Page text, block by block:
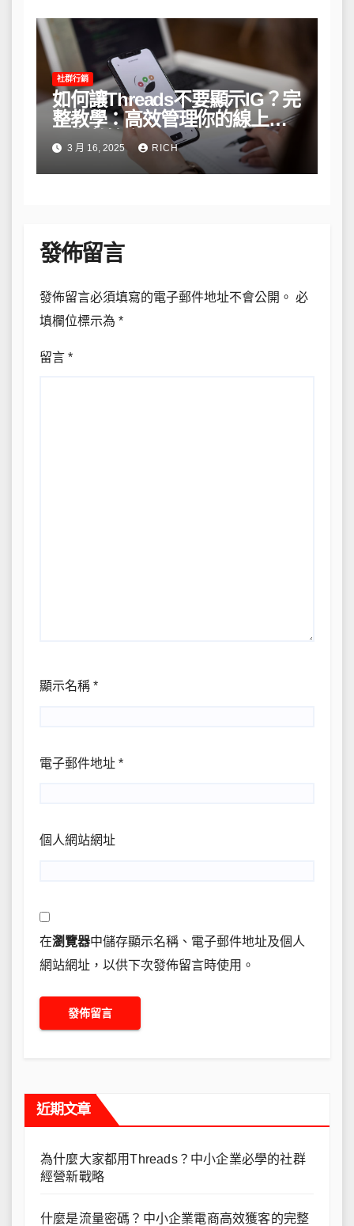
社群行銷
如何讓Threads不要顯示IG？完
整教學：高效管理你的線上隱
私與數據安全
3 月 16, 2025 RICH
發佈留言
發佈留言必須填寫的電子郵件地址不會公開。 必
填欄位標示為 *
留言 *
顯示名稱 *
電子郵件地址 *
個人網站網址
在瀏覽器中儲存顯示名稱、電子郵件地址及個人
網站網址，以供下次發佈留言時使用。
近期文章
為什麼大家都用Threads？中小企業必學的社群
經營新戰略
什麼是流量密碼？中小企業電商高效獲客的完整